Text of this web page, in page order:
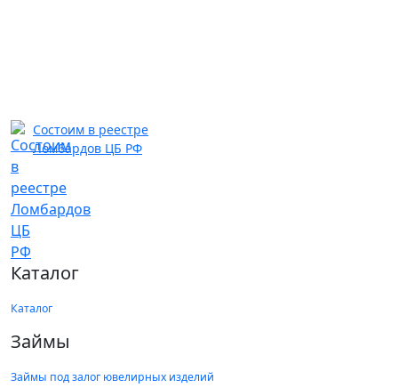
Состоим в реестре
Ломбардов ЦБ РФ
Каталог
Каталог
Займы
Займы под залог ювелирных изделий